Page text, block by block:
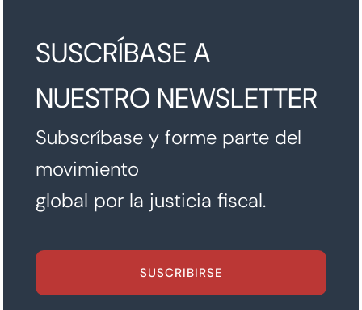
SUSCRÍBASE A
NUESTRO NEWSLETTER
Subscríbase y forme parte del
movimiento
global por la justicia fiscal.
SUSCRIBIRSE